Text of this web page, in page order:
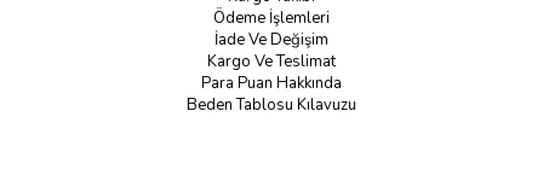
gün boyu ayakkabı içinde kalan ayaklar için nefes alabilir bir
Her Adımda Kaliteyi Hissedin: Gozdespor.com
Ödeme İşlemleri
İade Ve Değişim
Kargo Ve Teslimat
Para Puan Hakkında
Beden Tablosu Kılavuzu